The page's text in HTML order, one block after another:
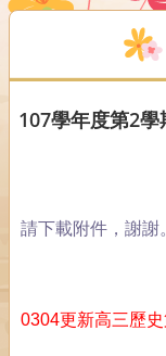
107學年度第2
請下載附件，謝謝
0304更新高三歷